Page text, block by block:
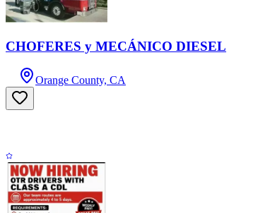
CHOFERES y MECÁNICO DIESEL
Orange County, CA